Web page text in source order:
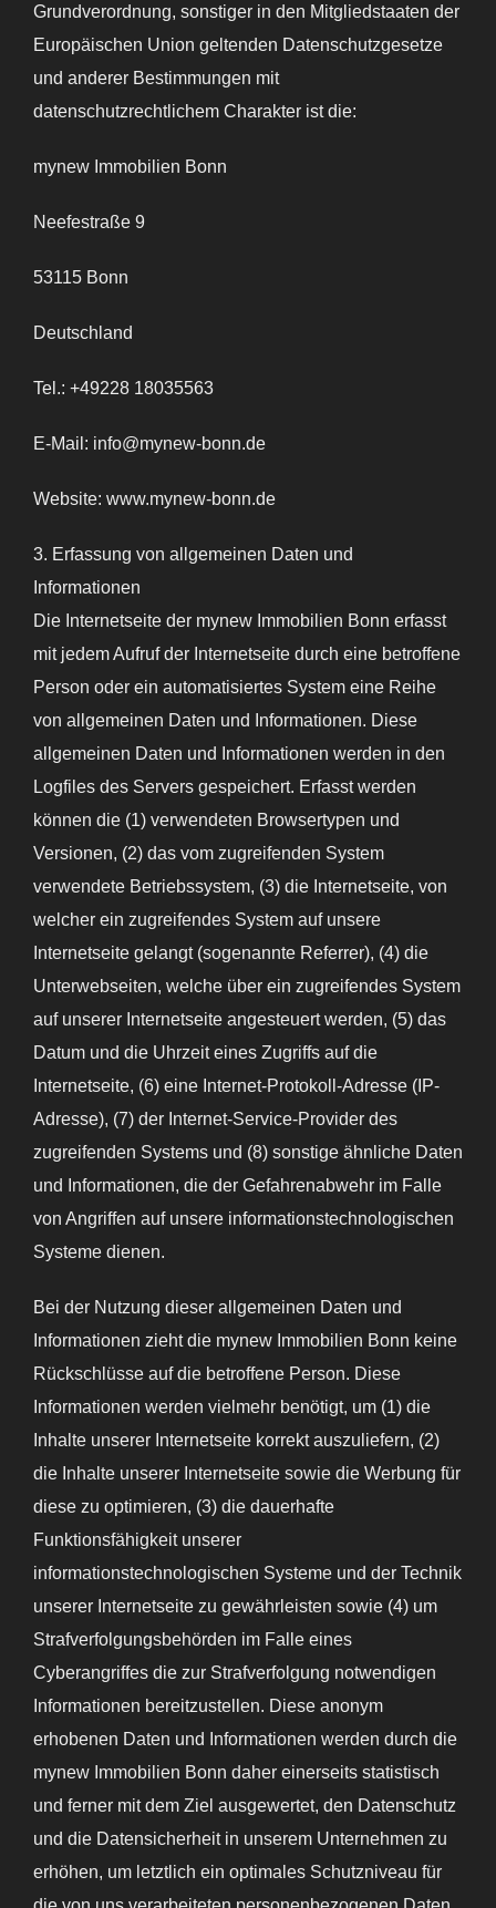
Grundverordnung, sonstiger in den Mitgliedstaaten der
Europäischen Union geltenden Datenschutzgesetze
und anderer Bestimmungen mit
datenschutzrechtlichem Charakter ist die:
mynew Immobilien Bonn
Neefestraße 9
53115 Bonn
Deutschland
Tel.: +49228 18035563
E-Mail: info@mynew-bonn.de
Website: www.mynew-bonn.de
3. Erfassung von allgemeinen Daten und
Informationen
Die Internetseite der mynew Immobilien Bonn erfasst
mit jedem Aufruf der Internetseite durch eine betroffene
Person oder ein automatisiertes System eine Reihe
von allgemeinen Daten und Informationen. Diese
allgemeinen Daten und Informationen werden in den
Logfiles des Servers gespeichert. Erfasst werden
können die (1) verwendeten Browsertypen und
Versionen, (2) das vom zugreifenden System
verwendete Betriebssystem, (3) die Internetseite, von
welcher ein zugreifendes System auf unsere
Internetseite gelangt (sogenannte Referrer), (4) die
Unterwebseiten, welche über ein zugreifendes System
auf unserer Internetseite angesteuert werden, (5) das
Datum und die Uhrzeit eines Zugriffs auf die
Internetseite, (6) eine Internet-Protokoll-Adresse (IP-
Adresse), (7) der Internet-Service-Provider des
zugreifenden Systems und (8) sonstige ähnliche Daten
und Informationen, die der Gefahrenabwehr im Falle
von Angriffen auf unsere informationstechnologischen
Systeme dienen.
Bei der Nutzung dieser allgemeinen Daten und
Informationen zieht die mynew Immobilien Bonn keine
Rückschlüsse auf die betroffene Person. Diese
Informationen werden vielmehr benötigt, um (1) die
Inhalte unserer Internetseite korrekt auszuliefern, (2)
die Inhalte unserer Internetseite sowie die Werbung für
diese zu optimieren, (3) die dauerhafte
Funktionsfähigkeit unserer
informationstechnologischen Systeme und der Technik
unserer Internetseite zu gewährleisten sowie (4) um
Strafverfolgungsbehörden im Falle eines
Cyberangriffes die zur Strafverfolgung notwendigen
Informationen bereitzustellen. Diese anonym
erhobenen Daten und Informationen werden durch die
mynew Immobilien Bonn daher einerseits statistisch
und ferner mit dem Ziel ausgewertet, den Datenschutz
und die Datensicherheit in unserem Unternehmen zu
erhöhen, um letztlich ein optimales Schutzniveau für